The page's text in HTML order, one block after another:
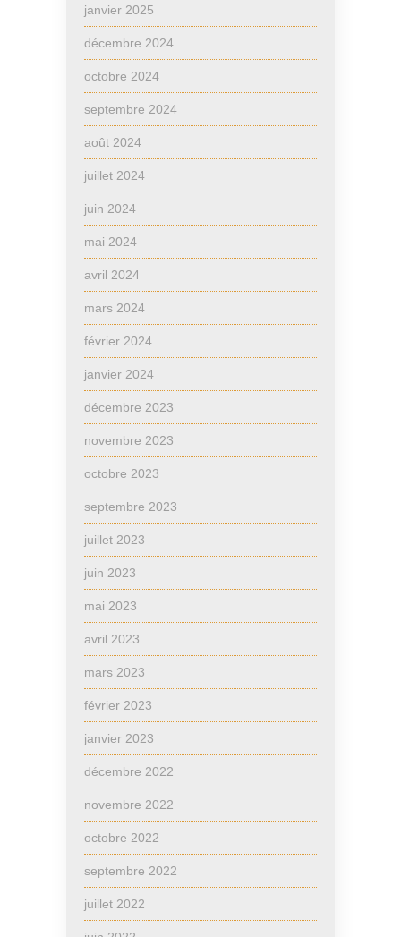
janvier 2025
décembre 2024
octobre 2024
septembre 2024
août 2024
juillet 2024
juin 2024
mai 2024
avril 2024
mars 2024
février 2024
janvier 2024
décembre 2023
novembre 2023
octobre 2023
septembre 2023
juillet 2023
juin 2023
mai 2023
avril 2023
mars 2023
février 2023
janvier 2023
décembre 2022
novembre 2022
octobre 2022
septembre 2022
juillet 2022